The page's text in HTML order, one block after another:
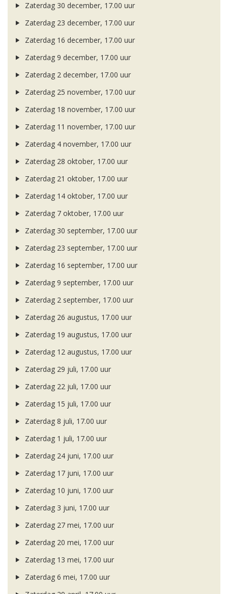
Zaterdag 30 december, 17.00 uur
Zaterdag 23 december, 17.00 uur
Zaterdag 16 december, 17.00 uur
Zaterdag 9 december, 17.00 uur
Zaterdag 2 december, 17.00 uur
Zaterdag 25 november, 17.00 uur
Zaterdag 18 november, 17.00 uur
Zaterdag 11 november, 17.00 uur
Zaterdag 4 november, 17.00 uur
Zaterdag 28 oktober, 17.00 uur
Zaterdag 21 oktober, 17.00 uur
Zaterdag 14 oktober, 17.00 uur
Zaterdag 7 oktober, 17.00 uur
Zaterdag 30 september, 17.00 uur
Zaterdag 23 september, 17.00 uur
Zaterdag 16 september, 17.00 uur
Zaterdag 9 september, 17.00 uur
Zaterdag 2 september, 17.00 uur
Zaterdag 26 augustus, 17.00 uur
Zaterdag 19 augustus, 17.00 uur
Zaterdag 12 augustus, 17.00 uur
Zaterdag 29 juli, 17.00 uur
Zaterdag 22 juli, 17.00 uur
Zaterdag 15 juli, 17.00 uur
Zaterdag 8 juli, 17.00 uur
Zaterdag 1 juli, 17.00 uur
Zaterdag 24 juni, 17.00 uur
Zaterdag 17 juni, 17.00 uur
Zaterdag 10 juni, 17.00 uur
Zaterdag 3 juni, 17.00 uur
Zaterdag 27 mei, 17.00 uur
Zaterdag 20 mei, 17.00 uur
Zaterdag 13 mei, 17.00 uur
Zaterdag 6 mei, 17.00 uur